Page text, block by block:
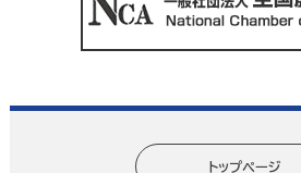
トップページ